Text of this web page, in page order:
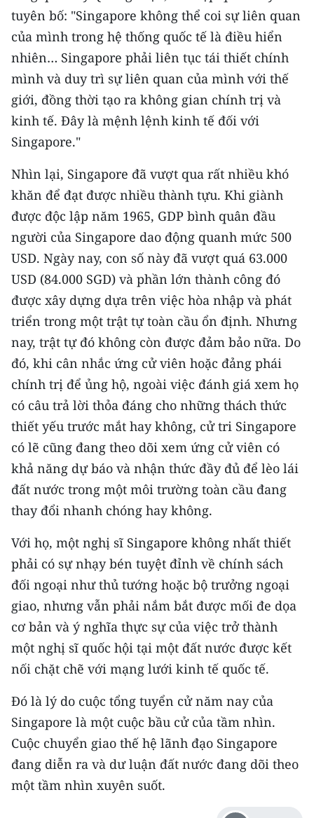
tuyên bố: "Singapore không thể coi sự liên quan
của mình trong hệ thống quốc tế là điều hiển
nhiên… Singapore phải liên tục tái thiết chính
mình và duy trì sự liên quan của mình với thế
giới, đồng thời tạo ra không gian chính trị và
kinh tế. Đây là mệnh lệnh kinh tế đối với
Singapore."
Nhìn lại, Singapore đã vượt qua rất nhiều khó
khăn để đạt được nhiều thành tựu. Khi giành
được độc lập năm 1965, GDP bình quân đầu
người của Singapore dao động quanh mức 500
USD. Ngày nay, con số này đã vượt quá 63.000
USD (84.000 SGD) và phần lớn thành công đó
được xây dựng dựa trên việc hòa nhập và phát
triển trong một trật tự toàn cầu ổn định. Nhưng
nay, trật tự đó không còn được đảm bảo nữa. Do
đó, khi cân nhắc ứng cử viên hoặc đảng phái
chính trị để ủng hộ, ngoài việc đánh giá xem họ
có câu trả lời thỏa đáng cho những thách thức
thiết yếu trước mắt hay không, cử tri Singapore
có lẽ cũng đang theo dõi xem ứng cử viên có
khả năng dự báo và nhận thức đầy đủ để lèo lái
đất nước trong một môi trường toàn cầu đang
thay đổi nhanh chóng hay không.
Với họ, một nghị sĩ Singapore không nhất thiết
phải có sự nhạy bén tuyệt đỉnh về chính sách
đối ngoại như thủ tướng hoặc bộ trưởng ngoại
giao, nhưng vẫn phải nắm bắt được mối đe dọa
cơ bản và ý nghĩa thực sự của việc trở thành
một nghị sĩ quốc hội tại một đất nước được kết
nối chặt chẽ với mạng lưới kinh tế quốc tế.
Đó là lý do cuộc tổng tuyển cử năm nay của
Singapore là một cuộc bầu cử của tầm nhìn.
Cuộc chuyển giao thế hệ lãnh đạo Singapore
đang diễn ra và dư luận đất nước đang dõi theo
một tầm nhìn xuyên suốt.